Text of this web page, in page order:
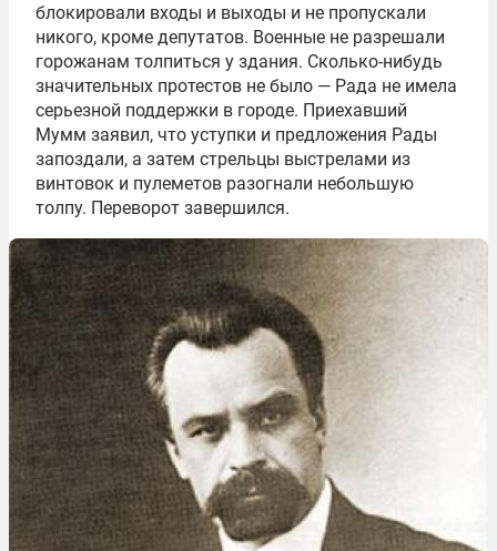
блокировали входы и выходы и не пропускали
никого, кроме депутатов. Военные не разрешали
горожанам толпиться у здания. Сколько-нибудь
значительных протестов не было — Рада не имела
серьезной поддержки в городе. Приехавший
Мумм заявил, что уступки и предложения Рады
запоздали, а затем стрельцы выстрелами из
винтовок и пулеметов разогнали небольшую
толпу. Переворот завершился.